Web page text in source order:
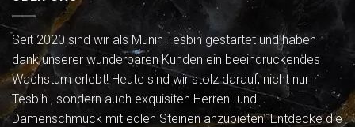
Seit 2020 sind wir als Münih Tesbih gestartet und haben
dank unserer wunderbaren Kunden ein beeindruckendes
Wachstum erlebt! Heute sind wir stolz darauf, nicht nur
Tesbih , sondern auch exquisiten Herren- und
Damenschmuck mit edlen Steinen anzubieten. Entdecke die